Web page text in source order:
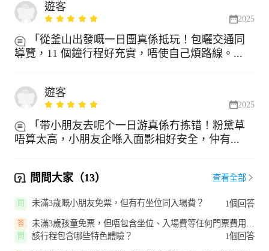
遊客
2025
「從釜山出發嘅一日團真係抵玩！包曬交通同
導覽，11 個鐘行程好充實，唔使自己煩路線。...
遊客
2025
「带小朋友去呢个一日游真係冇拣错！粉黛草
唔算太高，小朋友企喺入面影相好安全，仲有...
問問大家（13） 查看全部
問 未滿3歲嘅小朋友免票，但有冇坐位同入場費？ 1個回答
答
未滿3歲孩童免票，但唔包含坐位、入場費等任何門票費用，
預訂時要留意呢點。
問 該行程包含哪些特色體驗？ 1個回答